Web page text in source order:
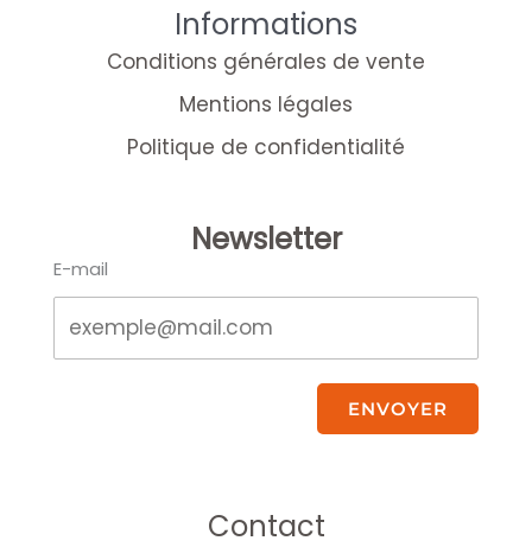
Informations
Conditions générales de vente
Mentions légales
Politique de confidentialité
Newsletter
E-mail
ENVOYER
Contact